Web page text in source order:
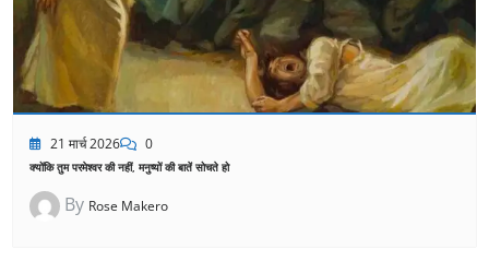
21 मार्च 2026 0
क्योंकि तुम परमेश्वर की नहीं, मनुष्यों की बातें सोचते हो
By Rose Makero